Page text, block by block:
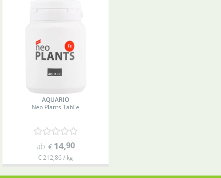
AQUARIO
Neo Plants TabFe
ab € 14,90
€ 212,86 / kg